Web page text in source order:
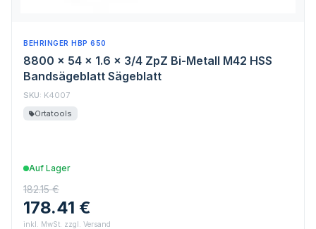
BEHRINGER HBP 650
8800 x 54 x 1.6 x 3/4 ZpZ Bi-Metall M42 HSS
Bandsägeblatt Sägeblatt
SKU: K4007
Ortatools
Auf Lager
182.15 €
178.41 €
inkl. MwSt. zzgl. Versand